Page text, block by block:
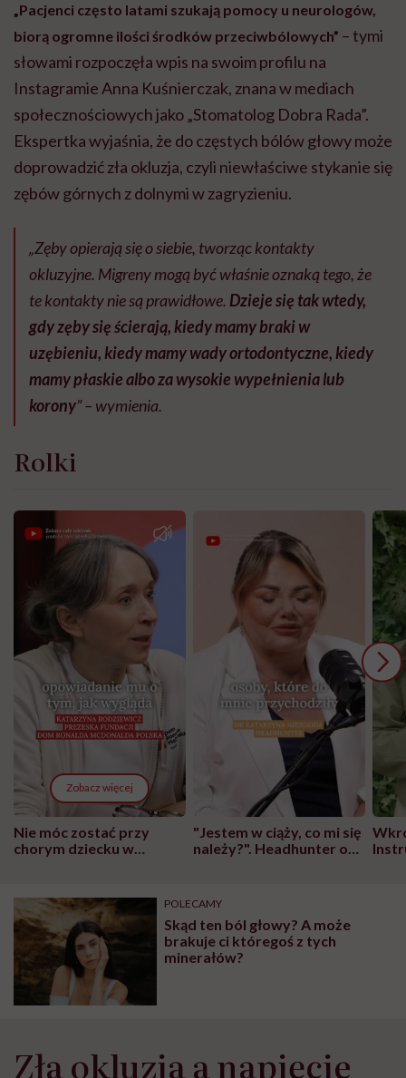
„Pacjenci często latami szukają pomocy u neurologów,
biorą ogromne ilości środków przeciwbólowych” – tymi
słowami rozpoczęła wpis na swoim profilu na
Instagramie Anna Kuśnierczak, znana w mediach
społecznościowych jako „Stomatolog Dobra Rada”.
Ekspertka wyjaśnia, że do częstych bólów głowy może
doprowadzić zła okluzja, czyli niewłaściwe stykanie się
zębów górnych z dolnymi w zagryzieniu.
„Zęby opierają się o siebie, tworząc kontakty
okluzyjne. Migreny mogą być właśnie oznaką tego, że
te kontakty nie są prawidłowe. Dzieje się tak wtedy,
gdy zęby się ścierają, kiedy mamy braki w
uzębieniu, kiedy mamy wady ortodontyczne, kiedy
mamy płaskie albo za wysokie wypełnienia lub
korony” – wymienia.
Rolki
Zobacz więcej
Nie móc zostać przy
chorym dziecku w
może chyba tylko
głupota i brak
wyobraźni"
"Jestem w ciąży, co mi się
należy?". Headhunter o
pracy
POLECAMY
Skąd ten ból głowy? A może
brakuje ci któregoś z tych
minerałów?
Zła okluzja a napięcie